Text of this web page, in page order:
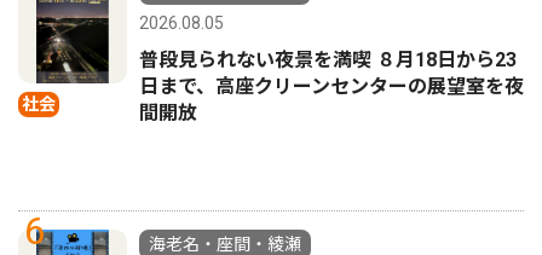
社会
2026.08.05
普段見られない夜景を満喫 ８月18日から23
日まで、高座クリーンセンターの展望室を夜
間開放
6
海老名・座間・綾瀬